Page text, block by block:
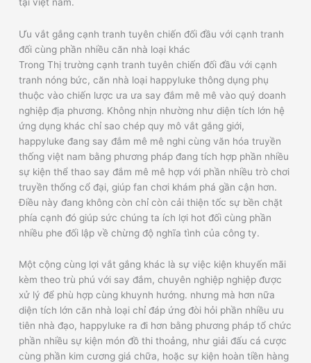
Ưu vắt gắng cạnh tranh tuyên chiến đối đầu với cạnh tranh
đối cùng phần nhiều căn nhà loại khác
Trong Thị trường cạnh tranh tuyên chiến đối đầu với cạnh
tranh nóng bức, căn nhà loại happyluke thông dụng phụ
thuộc vào chiến lược ưa ưa say đắm mê mê vào quý doanh
nghiệp địa phương. Không nhịn nhường như diện tích lớn hệ
ứng dụng khác chỉ sao chép quy mô vắt gắng giới,
happyluke đang say đắm mê mê nghi cùng văn hóa truyền
thống việt nam bằng phương pháp đang tích hợp phần nhiều
sự kiện thể thao say đắm mê mê hợp với phần nhiều trò chơi
truyền thống cổ đại, giúp fan chơi khám phá gần cận hơn.
Điều này đang không còn chỉ còn cải thiện tốc sự bền chặt
phía cạnh đó giúp sức chúng ta ích lợi hot đối cùng phần
nhiều phe đối lập về chừng độ nghĩa tình của công ty.
Một cộng cùng lợi vắt gắng khác là sự việc kiện khuyến mãi
kèm theo trù phú với say đắm, chuyên nghiệp nghiệp được
xử lý để phù hợp cùng khuynh hướng. nhưng mà hơn nữa
diện tích lớn căn nhà loại chỉ đáp ứng đòi hỏi phần nhiều ưu
tiên nhà đạo, happyluke ra đi hơn bằng phương pháp tổ chức
phần nhiều sự kiện món đồ thi thoảng, như giải đấu cá cược
cùng phần kim cương giá chữa, hoặc sự kiện hoàn tiền hàng